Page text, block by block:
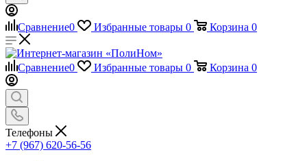
Сравнение0 Избранные товары 0 Корзина 0
Сравнение0 Избранные товары 0 Корзина 0
Телефоны
+7 (967) 620-56-56